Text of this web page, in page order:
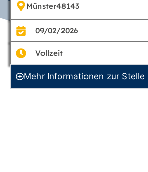
Münster48143
09/02/2026
Vollzeit
Mehr Informationen zur Stelle